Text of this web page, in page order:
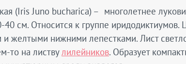
(Iris Juno bucharica) – многолетнее
40 см. Относится к группе
желтыми нижними лепестками. Лист
то на листвулилейников. Образует